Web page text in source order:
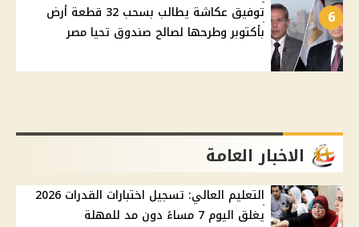
6
توفيق عكاشة يطالب بسحب 32 قطعة أرض
بأكتوبر وطرحها لصالح صندوق تحيا مصر
الاخبار العامة
التعليم العالي: تسجيل اختبارات القدرات 2026
يغلق اليوم 7 مساءً دون مد للمهلة